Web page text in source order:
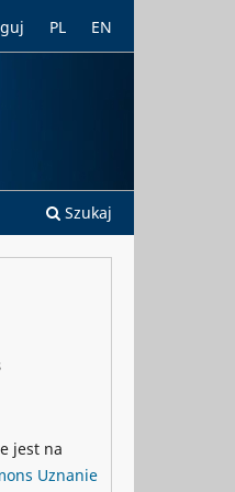
Szukaj
PL EN
jest na
Uznanie